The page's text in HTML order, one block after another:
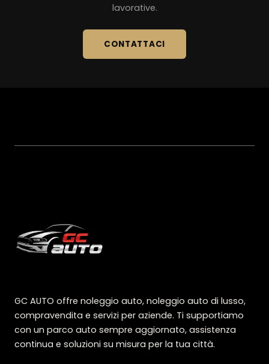
lavorative.
CONTATTACI
GC AUTO offre noleggio auto, noleggio auto di lusso,
compravendita e servizi per aziende. Ti supportiamo
con un parco auto sempre aggiornato, assistenza
continua e soluzioni su misura per la tua città.